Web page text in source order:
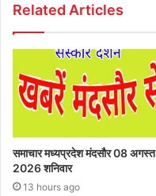
Related Articles
समाचार मध्यप्रदेश मंदसौर 08 अगस्त
2026 शनिवार
13 hours ago